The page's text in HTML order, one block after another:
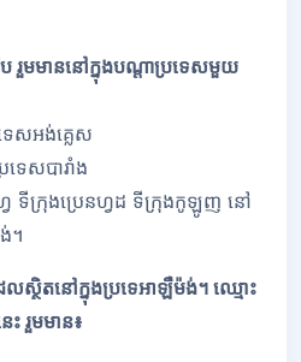
រួមមាននៅក្នុងបណ្តាប្រទេសមួយ
អង់គ្លេស
សបារាំង
ងប្រេនហ្វដ ទីក្រុងកូឡូញ នៅ
។
ស្ថិតនៅក្នុងប្រទេអាឡឺម៉ង់។ ឈ្មោះ
រួមមាន៖